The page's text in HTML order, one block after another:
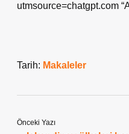
utmsource=chatgpt.com
Tarih: Makaleler
Önceki Yazı